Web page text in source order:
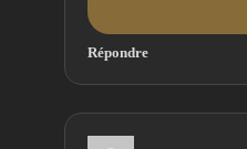
Répondre